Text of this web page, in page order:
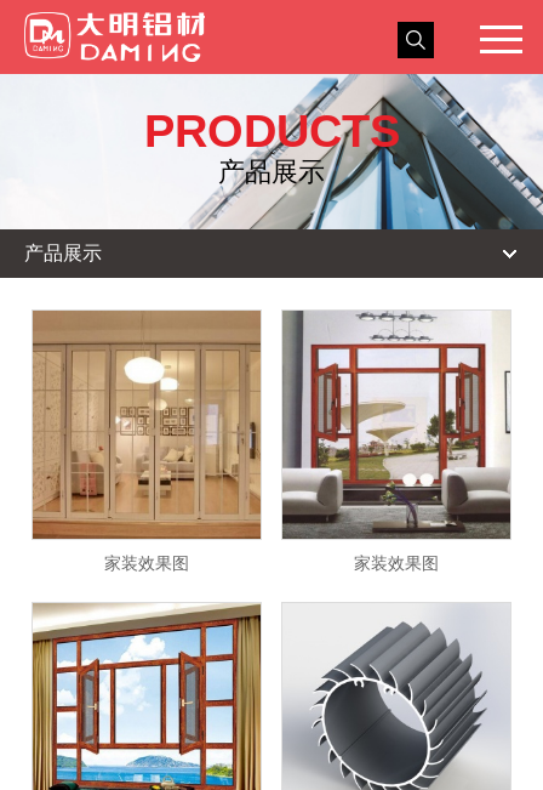
关于我们
新闻中心
产品展示
人力资源
服务与交流
联系我们
浩和门窗
ENGLISH
PRODUCTS
产品展示
产品展示
家装效果图 家装效果图